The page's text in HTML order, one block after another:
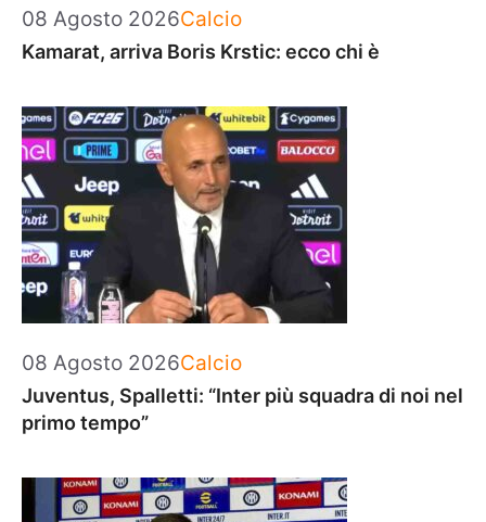
08 Agosto 2026Categorie
Calcio
Kamarat, arriva Boris Krstic: ecco chi è
08 Agosto 2026Categorie
Calcio
Juventus, Spalletti: “Inter più squadra di noi nel
primo tempo”